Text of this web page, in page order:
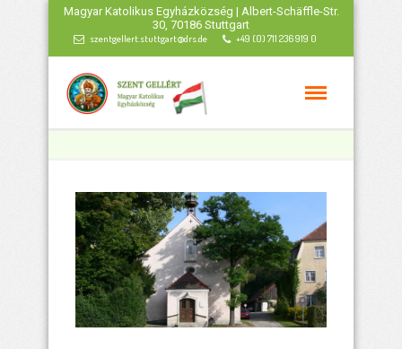
Magyar Katolikus Egyházközség | Albert-Schäffle-Str.
30, 70186 Stuttgart
szentgellert.stuttgart@drs.de +49 (0) 711 236 919 0